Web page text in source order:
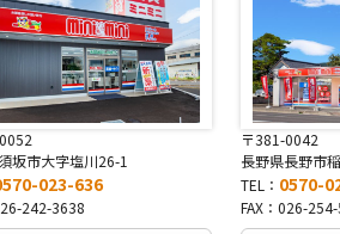
長野県長野市稲田2-7-43
TEL：0570-025-457
FAX：026-254-5778